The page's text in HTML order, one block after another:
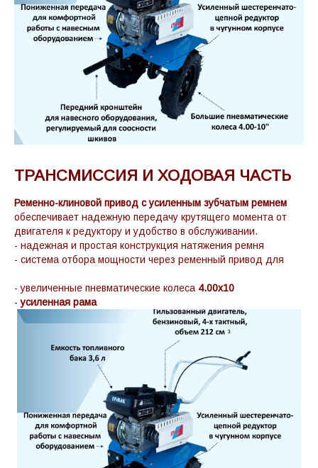
ТРАНСМИССИЯ И ХОДОВАЯ ЧАСТЬ
Ременно-клиновой привод с усиленным зубчатым ремнем
обеспечивает надежную передачу крутящего момента от
двигателя к редуктору и удобство в обслуживании.
- надежная и простая конструкция натяжения ремня
- система отбора мощности через ременный привод для
- увеличенные пневматические колеса 4.00x10
-усиленная рама